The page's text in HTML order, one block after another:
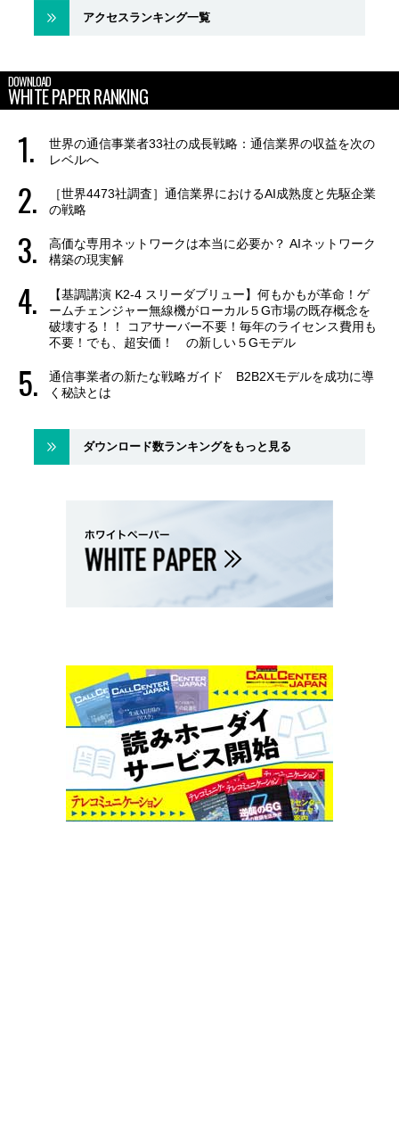
アクセスランキング一覧
DOWNLOAD
WHITE PAPER RANKING
世界の通信事業者33社の成長戦略：通信業界の収益を次の
レベルへ
［世界4473社調査］通信業界におけるAI成熟度と先駆企業
の戦略
高価な専用ネットワークは本当に必要か？ AIネットワーク
構築の現実解
【基調講演 K2-4 スリーダブリュー】何もかもが革命！ゲ
ームチェンジャー無線機がローカル５G市場の既存概念を
破壊する！！ コアサーバー不要！毎年のライセンス費用も
不要！でも、超安価！ の新しい５Gモデル
通信事業者の新たな戦略ガイド B2B2Xモデルを成功に導
く秘訣とは
ダウンロード数ランキングをもっと見る